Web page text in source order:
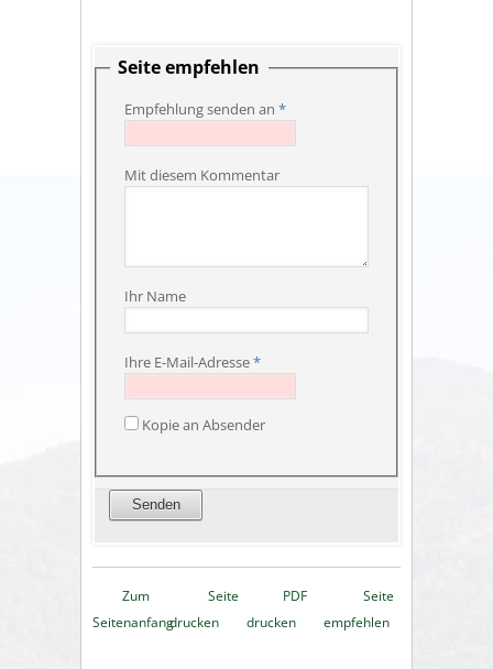
Seite empfehlen
Empfehlung senden an *
Mit diesem Kommentar
Ihr Name
Ihre E-Mail-Adresse*
Kopie an Absender
Zum
Seitenanfang
Seite
drucken
PDF
drucken
Seite
empfehlen